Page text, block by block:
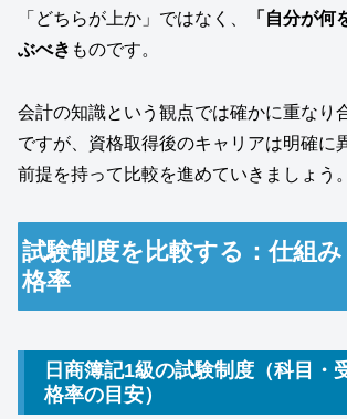
「どちらが上か」ではなく、
「自分が何
ぶべき ものです。
会計の知識という観点では確かに重なり
ですが、資格取得後のキャリアは明確に
前提を持って比較を進めていきましょう。
試験制度を比較する：仕組
格率
日商簿記1級の試験制度（科目・
格率の目安）